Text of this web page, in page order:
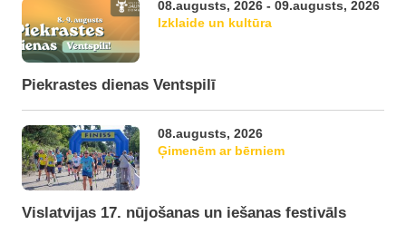
08.augusts, 2026 - 09.augusts, 2026
Izklaide un kultūra
Piekrastes dienas Ventspilī
08.augusts, 2026
Ģimenēm ar bērniem
Vislatvijas 17. nūjošanas un iešanas festivāls